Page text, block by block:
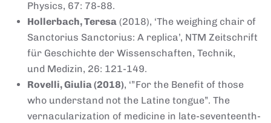
Physics, 67: 78-88.
Hollerbach, Teresa (2018), ‘The weighing chair of
Sanctorius Sanctorius: A replica’, NTM Zeitschrift
für Geschichte der Wissenschaften, Technik,
und Medizin, 26: 121-149.
Rovelli, Giulia (2018), ‘”For the Benefit of those
who understand not the Latine tongue”. The
vernacularization of medicine in late-seventeenth-